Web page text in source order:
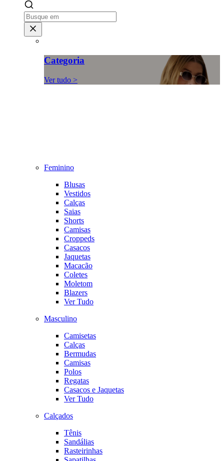
Categoria
Ver tudo >
Feminino
Blusas
Vestidos
Calças
Saias
Shorts
Camisas
Croppeds
Casacos
Jaquetas
Macacão
Coletes
Moletom
Blazers
Ver Tudo
Masculino
Camisetas
Calças
Bermudas
Camisas
Polos
Regatas
Casacos e Jaquetas
Ver Tudo
Calçados
Tênis
Sandálias
Rasteirinhas